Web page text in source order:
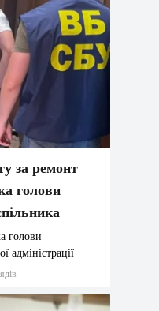
за ремонт
голови
голови
адміністрації